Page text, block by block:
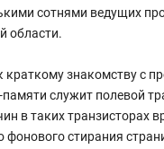
сотнями ведущих
области.
краткому знакомству с
служит полевой
в таких
фонового стирания